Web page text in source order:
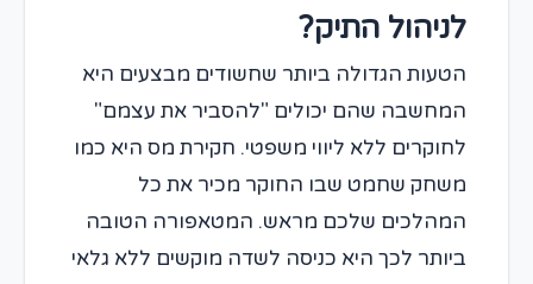
לניהול התיק?
הטעות הגדולה ביותר שחשודים מבצעים היא
המחשבה שהם יכולים "להסביר את עצמם"
לחוקרים ללא ליווי משפטי. חקירת מס היא כמו
משחק שחמט שבו החוקר מכיר את כל
המהלכים שלכם מראש. המטאפורה הטובה
ביותר לכך היא כניסה לשדה מוקשים ללא גלאי